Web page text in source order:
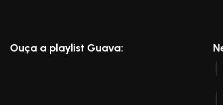
Ouça a playlist Guava: